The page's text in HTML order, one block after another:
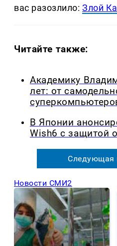
вас разозлило:Злой
Читайте также:
Академику
лет: от
В Японии
Wish6 с защитой
Следующая
Новости СМИ2